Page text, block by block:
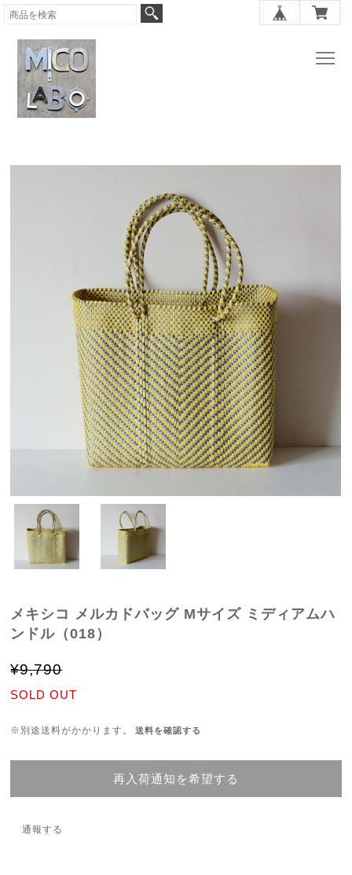
メキシコ メルカドバッグ Mサイズ ミディアムハ
ンドル（018）
¥9,790
SOLD OUT
※別途送料がかかります。 送料を確認する
再入荷通知を希望する
通報する